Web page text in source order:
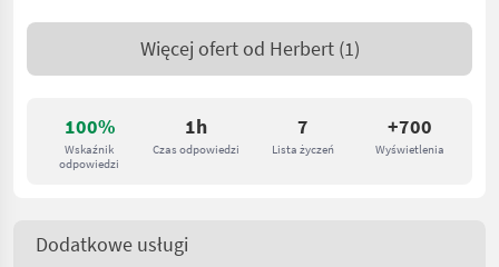
100%
Wskaźnik
odpowiedzi
1h
Czas odpowiedzi
7
Lista życzeń
+700
Wyświetlenia
Więcej ofert od Herbert (1)
Dodatkowe usługi